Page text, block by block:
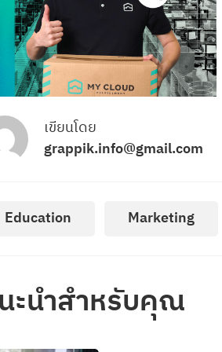
เขียนโดย
grappik.info@gmail.com
Education Marketing
ะนำสำหรับคุณ